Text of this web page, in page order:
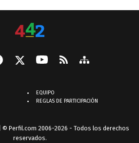
EQUIPO
REGLAS DE PARTICIPACIÓN
| © Perfil.com 2006-2026 - Todos los derechos
reservados.